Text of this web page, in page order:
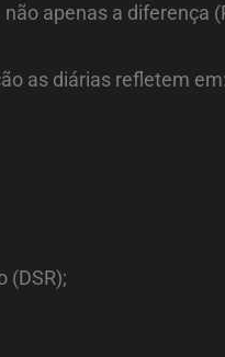
apenas a diferença
as diárias refletem em:
(DSR);